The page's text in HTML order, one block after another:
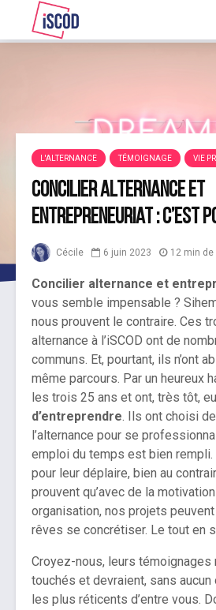
L'ALTERNANCE TÉMOIGNAGE VIE
Concilier alternance et
entrepreneuriat : c’est
Cécile 6 juin 2023 12 min
Concilier alternance et
vous semble impensable ?
nous prouvent le contraire. Ces
alternance à l’iSCOD ont de
communs. Et, pourtant, ils n’ont
même parcours. Par un heureux
les trois 25 ans et ont, très tôt, eu
d’entreprendre. Ils ont choisi
l’alternance pour se
emploi du temps est bien rempli.
pour leur déplaire, bien au
prouvent qu’avec de la
organisation, nos projets
rêves se concrétiser. Le tout en
Croyez-nous, leurs témoignages
touchés et devraient, sans aucun
les plus réticents d’entre vous.